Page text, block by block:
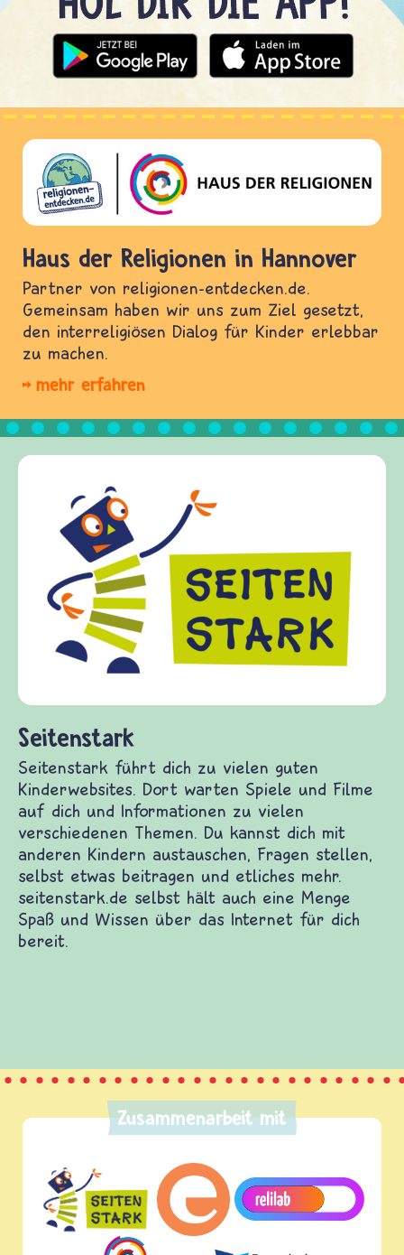
Haus der Religionen in Hannover
Partner von religionen-entdecken.de.
Gemeinsam haben wir uns zum Ziel gesetzt,
den interreligiösen Dialog für Kinder erlebbar
zu machen.
mehr erfahren
Dort warten Spiele und Filme auf
Themen. Du kannst dich mit anderen
beitragen und etliches mehr.
Frieden Fragen
frieden-fragen.de ist ein Internet-Angebot für
Kinder, Eltern und ErzieherInnen das zu
Fragen von Krieg und Frieden, Streit und
Gewalt informiert und einen Austausch zu
diesem Themenbereich ermöglicht. frieden-
fragen.de bietet Antworten auf wichtige
und Frieden, Streit und Gewalt.
Zusammenarbeit mit